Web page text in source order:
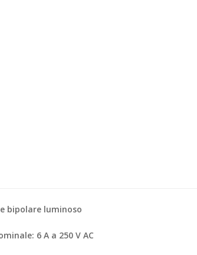
bipolare luminoso
6 A a 250 V AC